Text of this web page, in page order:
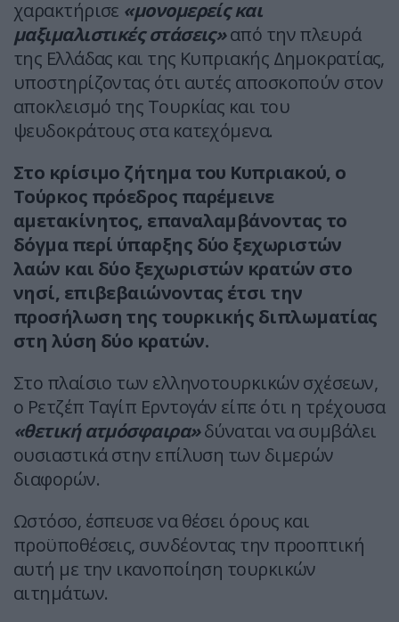
χαρακτήρισε «μονομερείς και
μαξιμαλιστικές στάσεις» από την πλευρά
της Ελλάδας και της Κυπριακής Δημοκρατίας,
υποστηρίζοντας ότι αυτές αποσκοπούν στον
αποκλεισμό της Τουρκίας και του
ψευδοκράτους στα κατεχόμενα.
Στο κρίσιμο ζήτημα του Κυπριακού, ο
Τούρκος πρόεδρος παρέμεινε
αμετακίνητος, επαναλαμβάνοντας το
δόγμα περί ύπαρξης δύο ξεχωριστών
λαών και δύο ξεχωριστών κρατών στο
νησί, επιβεβαιώνοντας έτσι την
προσήλωση της τουρκικής διπλωματίας
στη λύση δύο κρατών.
Στο πλαίσιο των ελληνοτουρκικών σχέσεων,
ο Ρετζέπ Ταγίπ Ερντογάν είπε ότι η τρέχουσα
«θετική ατμόσφαιρα» δύναται να συμβάλει
ουσιαστικά στην επίλυση των διμερών
διαφορών.
Ωστόσο, έσπευσε να θέσει όρους και
προϋποθέσεις, συνδέοντας την προοπτική
αυτή με την ικανοποίηση τουρκικών
αιτημάτων.